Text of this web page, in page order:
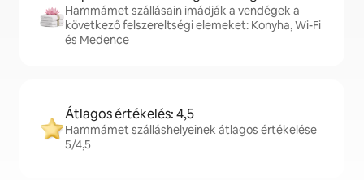
Hammámet szállásain imádják a vendégek a
következő felszereltségi elemeket: Konyha, Wi-Fi
és Medence
Átlagos értékelés: 4,5
Hammámet szálláshelyeinek átlagos értékelése
5/4,5